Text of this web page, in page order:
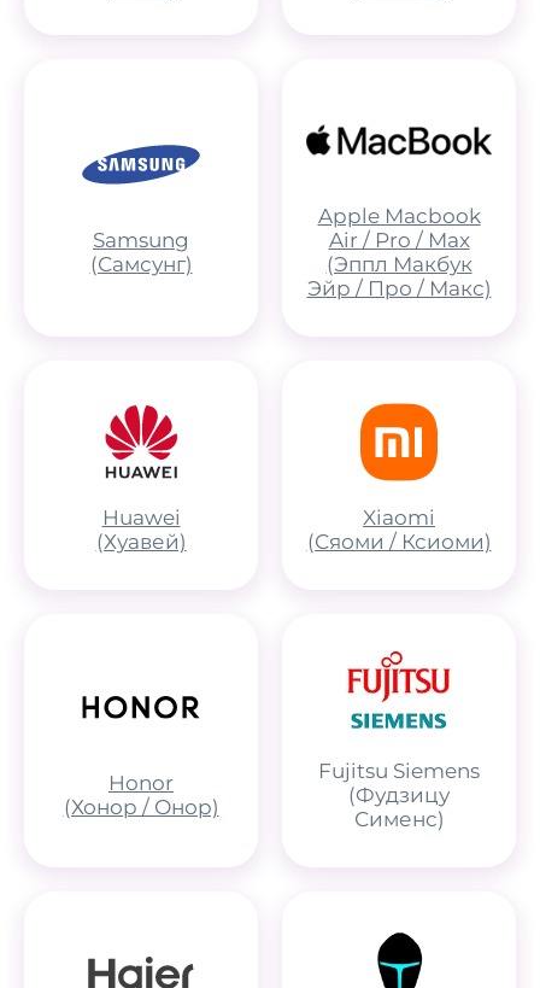
Samsung
(Самсунг)
Apple Macbook
Air / Pro / Max
(Эппл Макбук
Эйр / Про / Макс)
Huawei
(Хуавей)
Xiaomi
(Сяоми / Ксиоми)
Honor
(Хонор / Онор)
Fujitsu Siemens
(Фудзицу
Сименс)